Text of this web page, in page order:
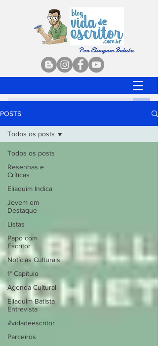
Por Eliaquim Batista
POSTS
Todos os posts
Resenhas e
Críticas
Eliaquim Indica
Jovem em
Destaque
Listas
Papo com
Escritor
Notícias Culturais
1° Capítulo
Agenda Cultural
Eliaquim Batista
Entrevista
#vidadeescritor
Parceiros
Todos os posts